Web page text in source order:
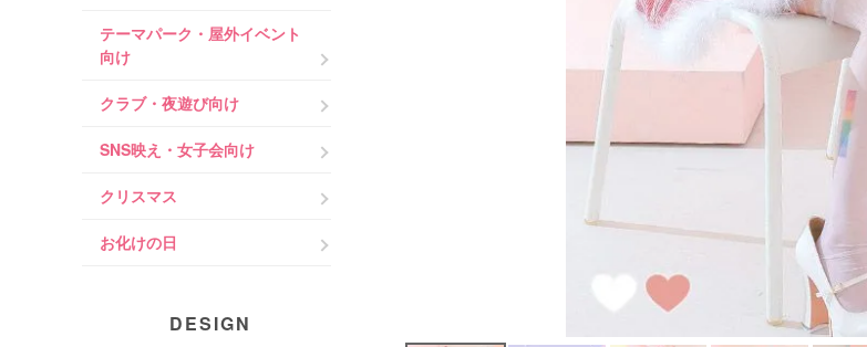
テーマパーク・屋外イベント
向け
クラブ・夜遊び向け
SNS映え・女子会向け
クリスマス
お化けの日
DESIGN